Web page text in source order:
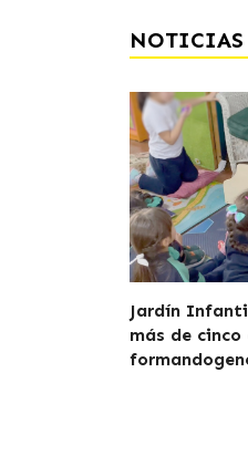
NOTICIAS
Jardín
más de cinco